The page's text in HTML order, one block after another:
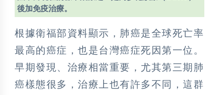
後加免疫治療。
根據衛福部資料顯示，肺癌是全球死亡率
最高的癌症，也是台灣癌症死因第一位。
早期發現、治療相當重要，尤其第三期肺
癌樣態很多，治療上也有許多不同，這群